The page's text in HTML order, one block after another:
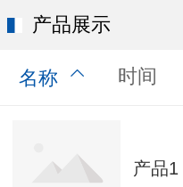
产品展示
名称 时间
产品1